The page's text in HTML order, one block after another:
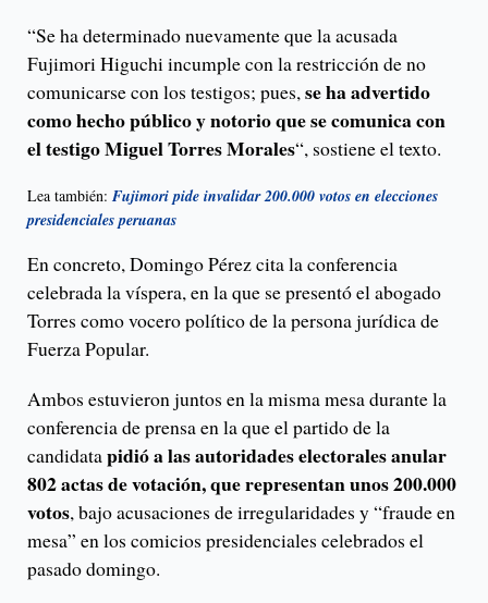
“Se ha determinado nuevamente que la acusada
Fujimori Higuchi incumple con la restricción de no
comunicarse con los testigos; pues,se ha advertido
como hecho público y notorio que se comunica con
el testigo Miguel Torres Morales“, sostiene el texto.
Lea también: Fujimori pide invalidar 200.000 votos en elecciones
presidenciales peruanas
En concreto, Domingo Pérez cita la conferencia
celebrada la víspera, en la que se presentó el abogado
Torres como vocero político de la persona jurídica de
Fuerza Popular.
Ambos estuvieron juntos en la misma mesa durante la
conferencia de prensa en la que el partido de la
candidatapidió a las autoridades electorales anular
802 actas de votación, que representan unos 200.000
votos, bajo acusaciones de irregularidades y “fraude en
mesa” en los comicios presidenciales celebrados el
pasado domingo.